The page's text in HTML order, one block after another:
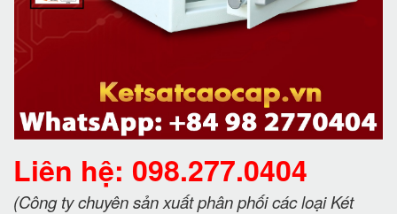
Liên hệ: 098.277.0404
(Công ty chuyên sản xuất phân phối các loại Két